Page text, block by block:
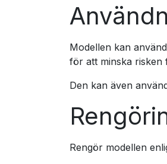
Modellen kan
för att minska risken
Den kan även
Rengör modellen